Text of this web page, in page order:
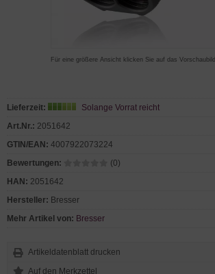
Für eine größere Ansicht klicken Sie auf das Vorschaubild
Lieferzeit:
Solange Vorrat reicht
Art.Nr.: 2051642
GTIN/EAN: 4007922073224
Bewertungen:
(0)
HAN: 2051642
Hersteller: Bresser
Mehr Artikel von: Bresser
Artikeldatenblatt drucken